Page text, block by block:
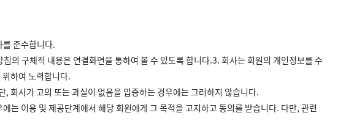
를 준수합니다.
의 구체적 내용은 연결화면을 통하여 볼 수 있도록 합니다.3. 회사는 회원의 개인정보를 수
하여 노력합니다.
회사가 고의 또는 과실이 없음을 입증하는 경우에는 그러하지 않습니다.
는 이용 및 제공단계에서 해당 회원에게 그 목적을 고지하고 동의를 받습니다. 다만, 관련